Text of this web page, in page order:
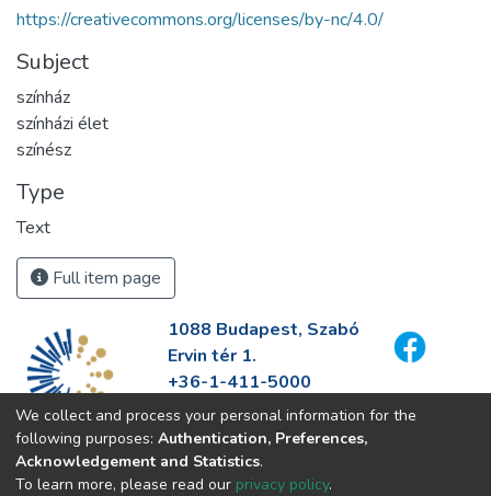
https://creativecommons.org/licenses/by-nc/4.0/
Subject
színház
színházi élet
színész
Type
Text
Full item page
1088 Budapest, Szabó
Ervin tér 1.
+36-1-411-5000
info@fszek.hu
https://fszek.hu
We collect and process your personal information for the
following purposes: Authentication, Preferences,
Acknowledgement and Statistics.
To learn more, please read our privacy policy.